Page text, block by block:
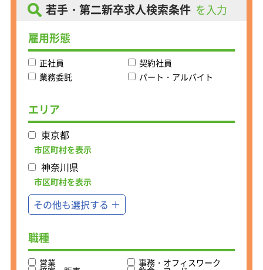
【主な業務内容】
直し、資料請求、見積書、請求書など
の業務を担当します。
※Excel・Word・メールの他、CADソ
OJT制度があるので、業界未経験者で
も独り立ちに時間はかかりません！
まずはお得意様・製品・図面の読み方
を覚えることが優先です。
ベースを整えてからの実践になるの
で、どんな業務にも自信をもって取り
組むことができます。
す！
若手・第二新卒求人検索条件 を入力
雇用形態
正社員
契約社員
業務委託
パート・アルバイト
エリア
東京都
市区町村を表示
神奈川県
市区町村を表示
その他も選択する
職種
営業 事務・オフィスワーク